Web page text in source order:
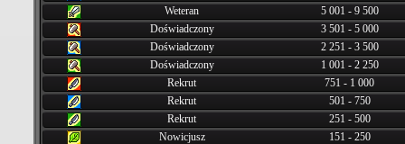
Weteran
5 001 - 9 500
Doświadczony
3 501 - 5 000
Doświadczony
2 251 - 3 500
Doświadczony
1 001 - 2 250
Rekrut
751 - 1 000
Rekrut
501 - 750
Rekrut
251 - 500
Nowicjusz
151 - 250